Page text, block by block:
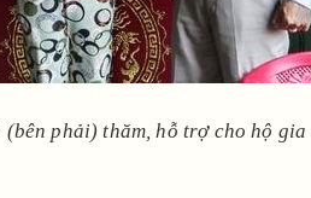
phải) thăm, hỗ trợ cho hộ